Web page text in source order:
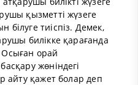
қызметті жүзеге
тиіспіз. Демек,
билікке қарағанда
орай
жөніндегі
айту қажет болар деп